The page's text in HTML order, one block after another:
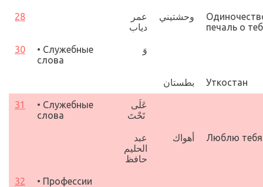
28
عمر
دیاب
وحشتيني
печаль о
30 • Служебные
слова
وَ
بطستان Уткостан
31 • Служебные
слова
عَلَى
تَحْتَ
عبد
الحليم
حافظ
أهواك Люблю тебя
32 • Профессии